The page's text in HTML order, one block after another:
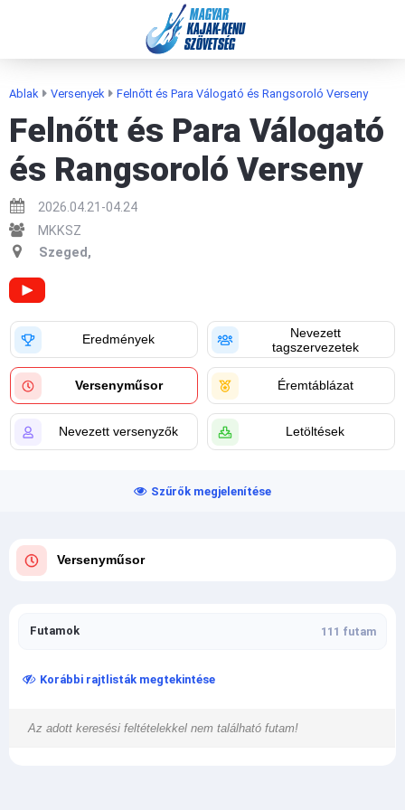
MAGYAR
KAJAK-KENU
SZÖVETSÉG
Ablak Versenyek Felnőtt és Para Válogató és Rangsoroló Verseny
Felnőtt és Para Válogató
és Rangsoroló Verseny
2026.04.21-04.24
MKKSZ
Szeged,
Eredmények
Versenyműsor
Nevezett versenyzők
Nevezett
tagszervezetek
Éremtáblázat
Letöltések
Szűrők megjelenítése
Versenyműsor
Futamok 111 futam
Korábbi rajtlisták megtekintése
Az adott keresési feltételekkel nem található futam!